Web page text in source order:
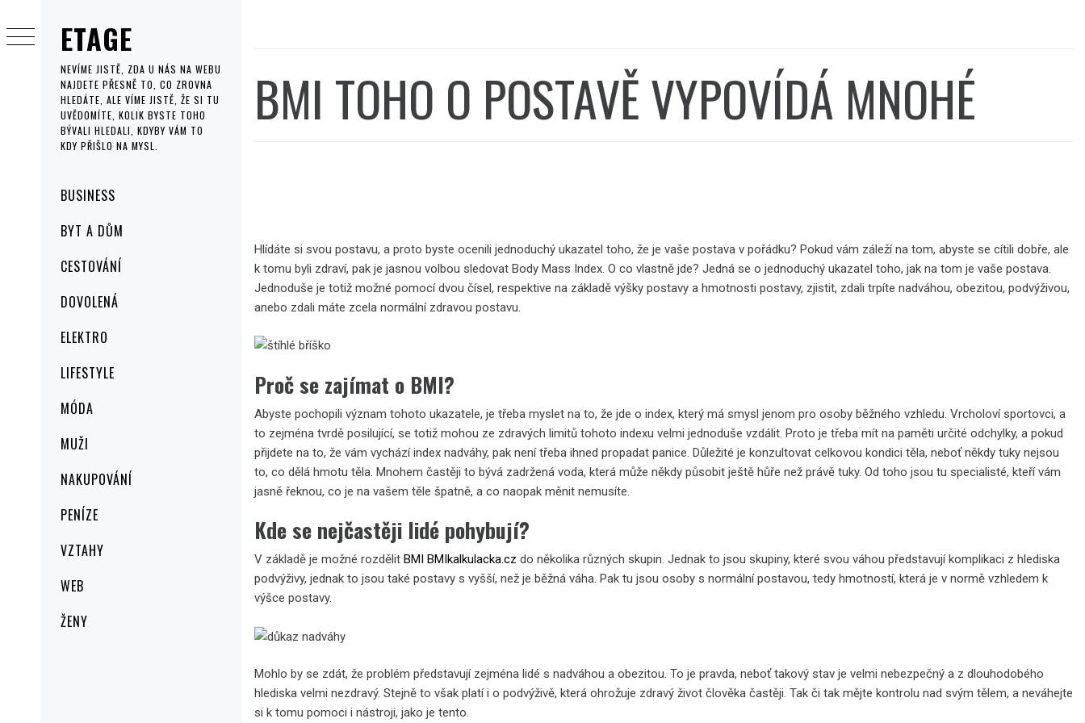
ETAGE
NEVÍME JISTĚ, ZDA U NÁS NA WEBU
NAJDETE PŘESNĚ TO, CO ZROVNA
HLEDÁTE, ALE VÍME JISTĚ, ŽE SI TU
UVĚDOMÍTE, KOLIK BYSTE TOHO
BÝVALI HLEDALI, KDYBY VÁM TO
KDY PŘIŠLO NA MYSL.
MenuBUSINESS
BYT A DŮM
CESTOVÁNÍ
DOVOLENÁ
ELEKTRO
LIFESTYLE
MÓDA
MUŽI
NAKUPOVÁNÍ
PENÍZE
VZTAHY
WEB
ŽENY
to
content
BMI TOHO O POSTAVĚ VYPOVÍDÁ MNOHÉ
Hlídáte si svou postavu, a proto byste ocenili jednoduchý ukazatel toho, že je vaše postava v pořádku? Pokud vám záleží na tom, abyste se cítili dobře, ale
k tomu byli zdraví, pak je jasnou volbou sledovat Body Mass Index. O co vlastně jde? Jedná se o jednoduchý ukazatel toho, jak na tom je vaše postava.
Jednoduše je totiž možné pomocí dvou čísel, respektive na základě výšky postavy a hmotnosti postavy, zjistit, zdali trpíte nadváhou, obezitou, podvýživou,
anebo zdali máte zcela normální zdravou postavu.
Proč se zajímat o BMI?
Abyste pochopili význam tohoto ukazatele, je třeba myslet na to, že jde o index, který má smysl jenom pro osoby běžného vzhledu. Vrcholoví sportovci, a
to zejména tvrdě posilující, se totiž mohou ze zdravých limitů tohoto indexu velmi jednoduše vzdálit. Proto je třeba mít na paměti určité odchylky, a pokud
přijdete na to, že vám vychází index nadváhy, pak není třeba ihned propadat panice. Důležité je konzultovat celkovou kondici těla, neboť někdy tuky nejsou
to, co dělá hmotu těla. Mnohem častěji to bývá zadržená voda, která může někdy působit ještě hůře než právě tuky. Od toho jsou tu specialisté, kteří vám
jasně řeknou, co je na vašem těle špatně, a co naopak měnit nemusíte.
Kde se nejčastěji lidé pohybují?
V základě je možné rozdělit BMI BMIkalkulacka.cz do několika různých skupin. Jednak to jsou skupiny, které svou váhou představují komplikaci z hlediska
podvýživy, jednak to jsou také postavy s vyšší, než je běžná váha. Pak tu jsou osoby s normální postavou, tedy hmotností, která je v normě vzhledem k
výšce postavy.
Mohlo by se zdát, že problém představují zejména lidé s nadváhou a obezitou. To je pravda, neboť takový stav je velmi nebezpečný a z dlouhodobého
hlediska velmi nezdravý. Stejně to však platí i o podvýživě, která ohrožuje zdravý život člověka častěji. Tak či tak mějte kontrolu nad svým tělem, a neváhejte
si k tomu pomoci i nástroji, jako je tento.